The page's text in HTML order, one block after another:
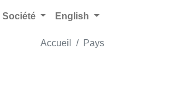
Société English
Accueil Pays